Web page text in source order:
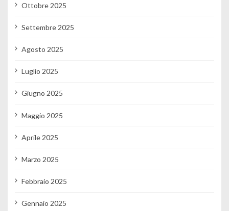
Ottobre 2025
Settembre 2025
Agosto 2025
Luglio 2025
Giugno 2025
Maggio 2025
Aprile 2025
Marzo 2025
Febbraio 2025
Gennaio 2025